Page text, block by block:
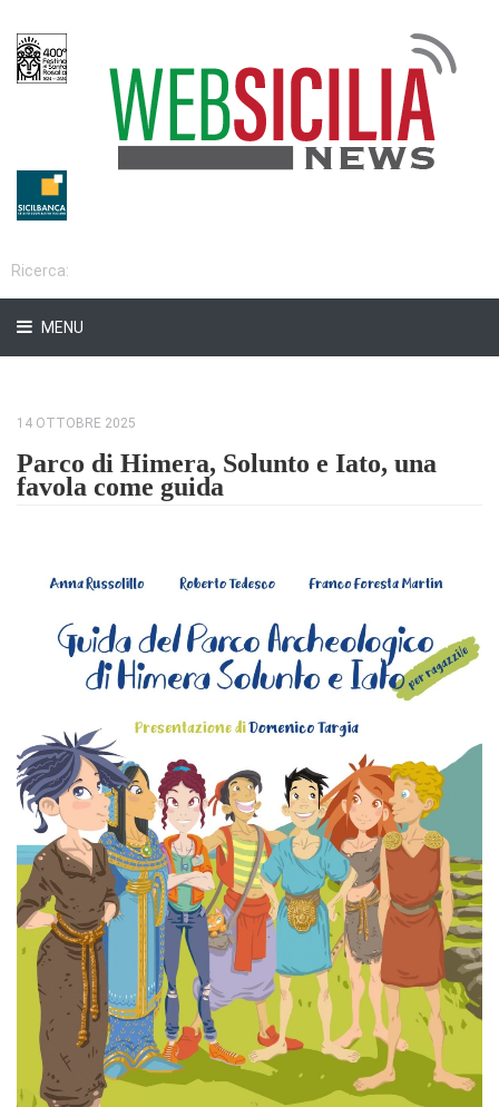
MENU
14 OTTOBRE 2025
Parco di Himera, Solunto e Iato, una
favola come guida